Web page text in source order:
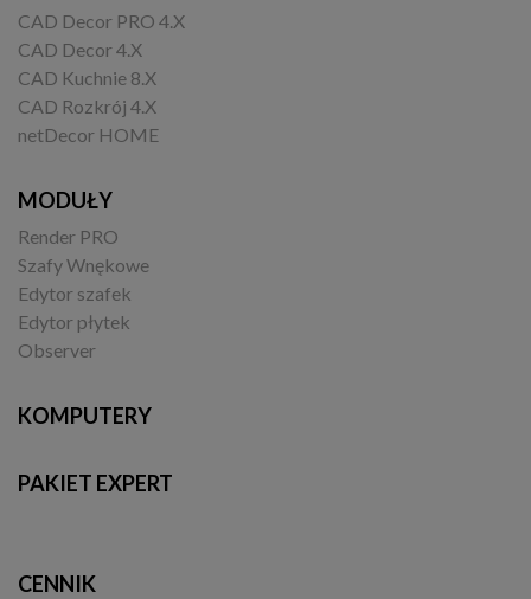
CAD Decor PRO 4.X
CAD Decor 4.X
CAD Kuchnie 8.X
CAD Rozkrój 4.X
netDecor HOME
MODUŁY
Render PRO
Szafy Wnękowe
Edytor szafek
Edytor płytek
Observer
KOMPUTERY
PAKIET EXPERT
CENNIK